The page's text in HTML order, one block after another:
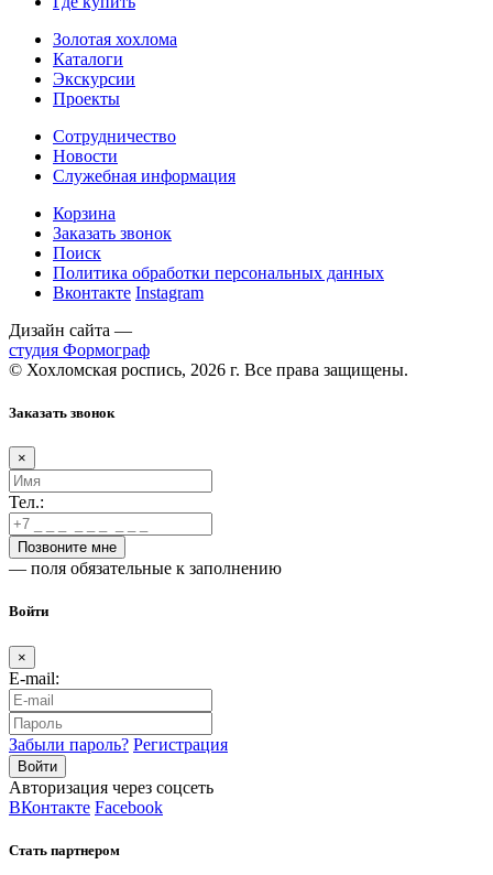
Золотая хохлома
Каталоги
Экскурсии
Проекты
Сотрудничество
Новости
Служебная информация
Корзина
Заказать звонок
Поиск
Политика обработки персональных данных
Вконтакте Instagram
Дизайн сайта —
студия Формограф
© Хохломская роспись, 2026 г. Все права защищены.
Заказать звонок
×
Тел.:
— поля обязательные к заполнению
Войти
×
E-mail:
Забыли пароль? Регистрация
Авторизация через соцсеть
ВКонтакте Facebook
Стать партнером